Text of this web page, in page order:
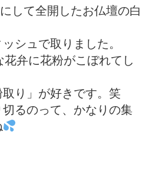
して全開したお仏壇の白
シュで取りました。
花弁に花粉がこぼれてし
り」が好きです。笑
るのって、かなりの集